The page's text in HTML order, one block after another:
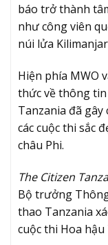
báo trở thành
như công viên
núi lửa
Hiện phía MWO
thức về thông
Tanzania đã
các cuộc thi sắc
châu Phi.
The Citizen
Bộ trưởng
thao Tanzania
cuộc thi Hoa hậu